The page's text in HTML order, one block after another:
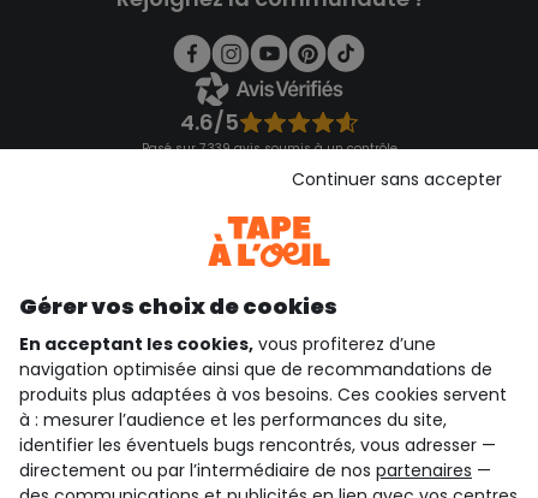
4.6/5
Basé sur 7 339 avis soumis à un contrôle
Consulter les CGU
qui sommes-nous ?
besoin d'aide ?
le club fidélité
Gérer vos choix de cookies
En acceptant les cookies, vous profiterez d’une
navigation optimisée ainsi que de recommandations de
produits plus adaptées à vos besoins. Ces cookies servent
à : mesurer l’audience et les performances du site,
identifier les éventuels bugs rencontrés, vous adresser —
directement ou par l’intermédiaire de nos partenaires —
Continuer sans accepter